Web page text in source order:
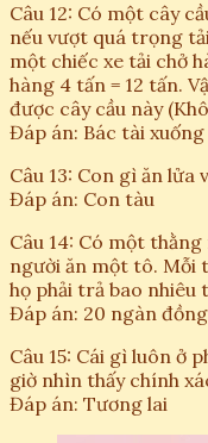
Câu 12: Có một cây
nếu vượt quá trọng
một chiếc xe tải chở
hàng 4 tấn = 12 tấn.
được cây cầu này
Đáp án: Bác tài
Câu 13: Con gì ăn lửa
Đáp án: Con tàu
Câu 14: Có một
người ăn một tô. Mỗi
họ phải trả bao nhiêu
Đáp án: 20 ngàn đồng
Câu 15: Cái gì luôn ở
giờ nhìn thấy chính
Đáp án: Tương lai